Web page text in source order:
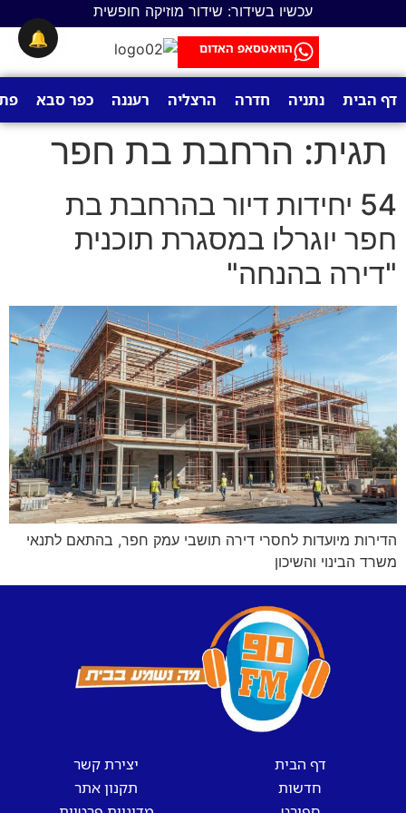
עכשיו בשידור: שידור מוזיקה חופשית
הוואטסאפ האדום
דף הבית נתניה חדרה הרצליה רעננה כפר סבא
תגית: הרחבת בת חפר
54 יחידות דיור בהרחבת בת
חפר יוגרלו במסגרת תוכנית
"דירה בהנחה"
הדירות מיועדות לחסרי דירה תושבי עמק חפר, בהתאם לתנאי
משרד הבינוי והשיכון
דף הבית
חדשות
יצירת קשר
תקנון אתר
🔔